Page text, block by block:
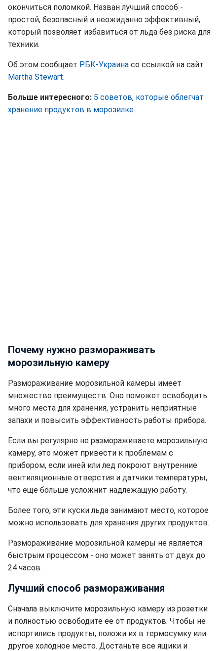
окончиться поломкой. Назван лучший способ -
простой, безопасный и неожиданно эффективный,
который позволяет избавиться от льда без риска для
техники.
Об этом сообщает РБК-Украина со ссылкой на сайт
Martha Stewart.
Больше интересного: 5 советов, которые облегчат
хранение продуктов в морозилке
Почему нужно размораживать
морозильную камеру
Размораживание морозильной камеры имеет
множество преимуществ. Оно поможет освободить
много места для хранения, устранить неприятные
запахи и повысить эффективность работы прибора.
Если вы регулярно не размораживаете морозильную
камеру, это может привести к проблемам с
прибором, если иней или лед покроют внутренние
вентиляционные отверстия и датчики температуры,
что еще больше усложнит надлежащую работу.
Более того, эти куски льда занимают место, которое
можно использовать для хранения других продуктов.
Размораживание морозильной камеры не является
быстрым процессом - оно может занять от двух до
24 часов.
Лучший способ размораживания
Сначала выключите морозильную камеру из розетки
и полностью освободите ее от продуктов. Чтобы не
испортились продукты, положи их в термосумку или
другое холодное место. Достаньте все ящики и